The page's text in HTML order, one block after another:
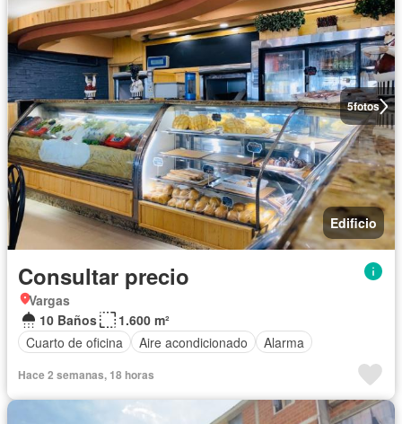
5fotos
Edificio
Consultar precio
Vargas
10 Baños
1.600 m²
Cuarto de oficina
Aire acondicionado Alarma
Hace 2 semanas, 18 horas